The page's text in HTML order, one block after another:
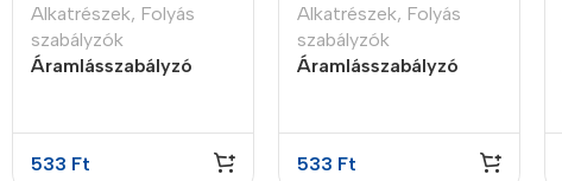
Alkatrészek, Folyás
szabályzók
Áramlásszabályzó
533 Ft
Alkatrészek, Folyás
szabályzók
Áramlásszabályzó
533 Ft